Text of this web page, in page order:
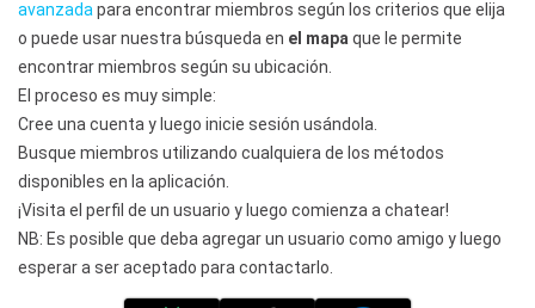
avanzada para encontrar miembros según los criterios que elija
o puede usar nuestra búsqueda en el mapa que le permite
encontrar miembros según su ubicación.
El proceso es muy simple:
Cree una cuenta y luego inicie sesión usándola.
Busque miembros utilizando cualquiera de los métodos
disponibles en la aplicación.
¡Visita el perfil de un usuario y luego comienza a chatear!
NB: Es posible que deba agregar un usuario como amigo y luego
esperar a ser aceptado para contactarlo.